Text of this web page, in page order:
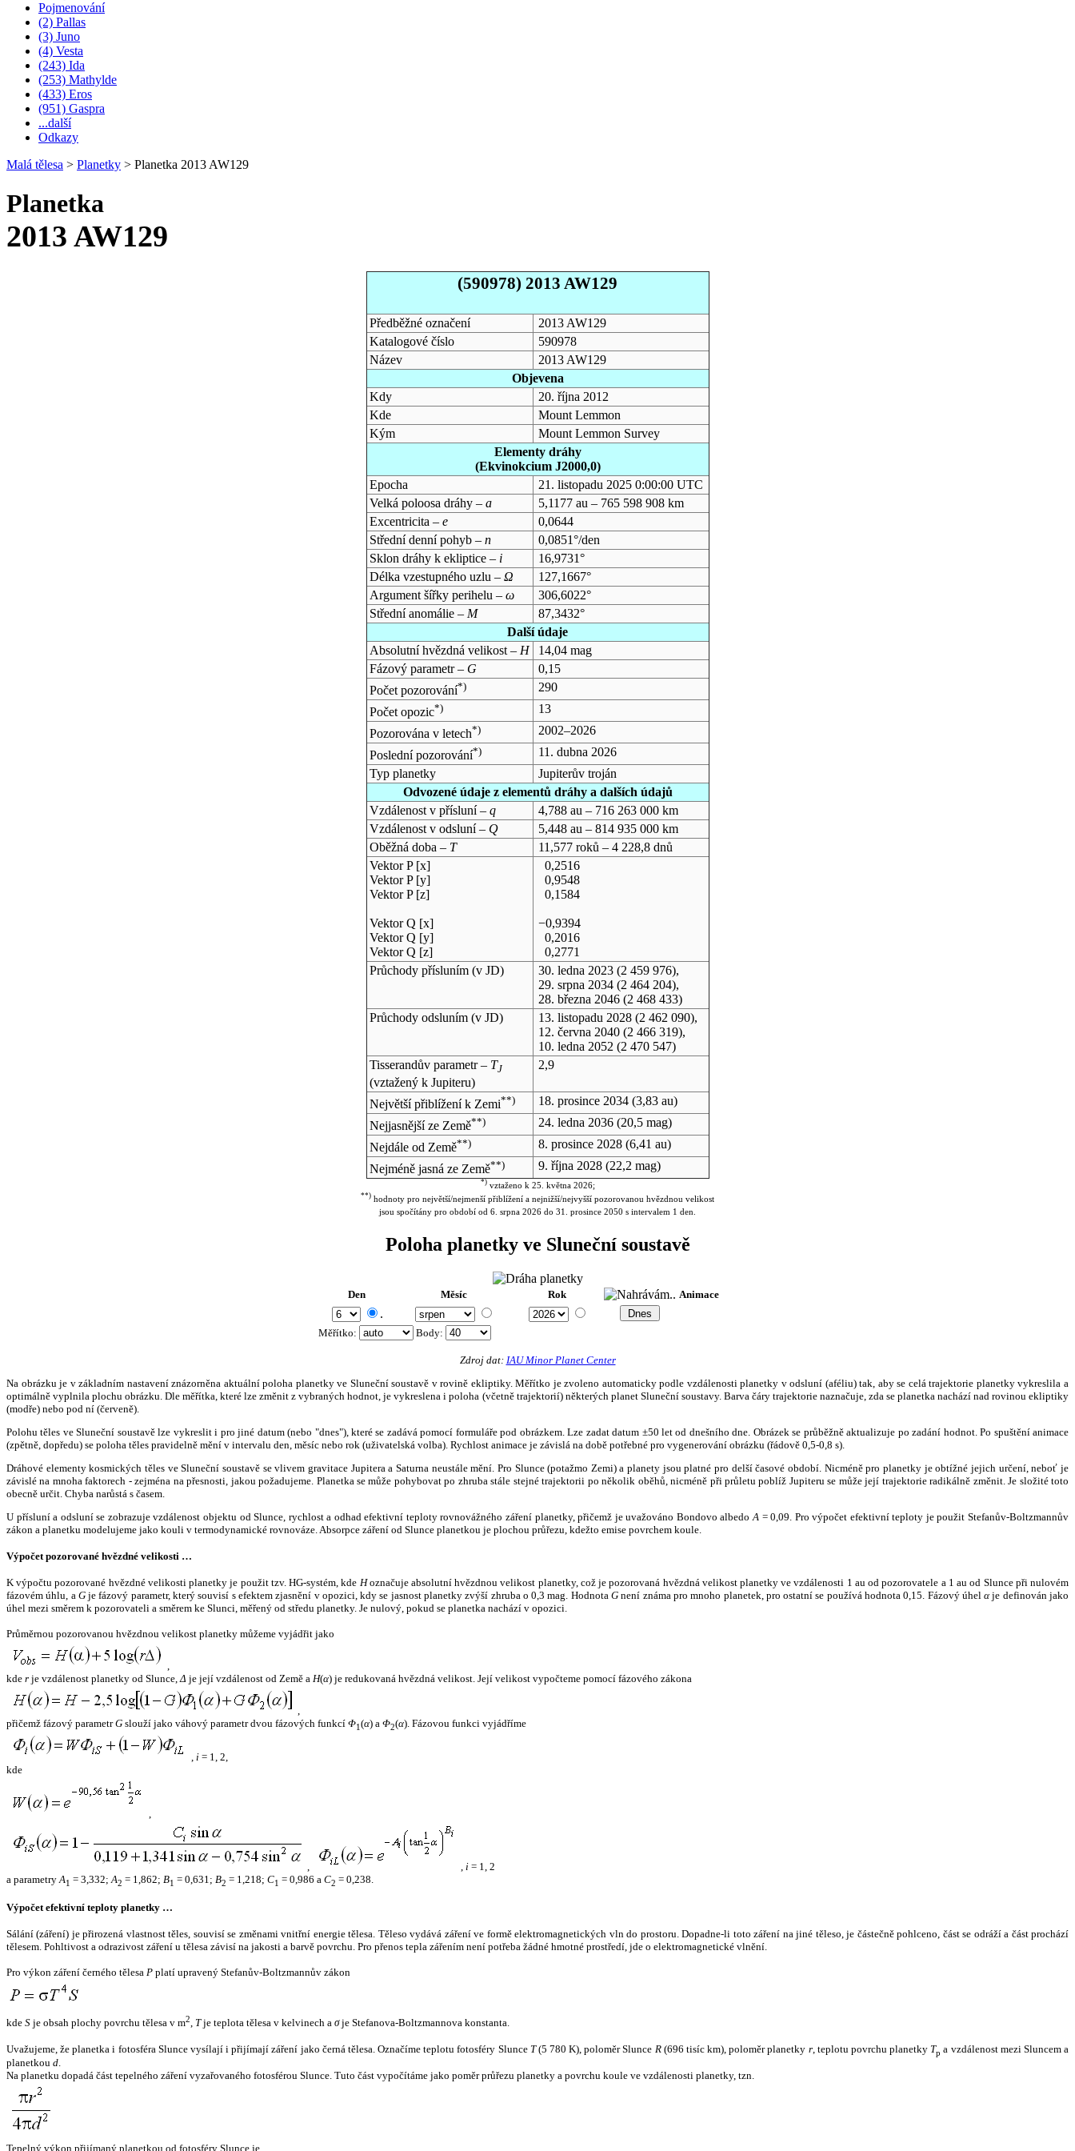
Pojmenování
(2) Pallas
(3) Juno
(4) Vesta
(243) Ida
(253) Mathylde
(433) Eros
(951) Gaspra
...další
Odkazy
Malá tělesa > Planetky > Planetka 2013 AW129
Planetka
2013 AW129
(590978) 2013 AW129
Předběžné označení
2013 AW129
Katalogové číslo
590978
Název
2013 AW129
Objevena
Kdy
20. října 2012
Kde
Mount Lemmon
Kým
Mount Lemmon Survey
Elementy dráhy
(Ekvinokcium J2000,0)
Epocha
21. listopadu 2025 0:00:00 UTC
Velká poloosa dráhy – a
5,1177 au – 765 598 908 km
Excentricita – e
0,0644
Střední denní pohyb – n
0,0851°/den
Sklon dráhy k ekliptice – i
16,9731°
Délka vzestupného uzlu – Ω
127,1667°
Argument šířky perihelu – ω
306,6022°
Střední anomálie – M
87,3432°
Další údaje
Absolutní hvězdná velikost – H
14,04 mag
Fázový parametr – G
0,15
Počet pozorování*)
290
Počet opozic*)
13
Pozorována v letech*)
2002–2026
Poslední pozorování*)
11. dubna 2026
Typ planetky
Jupiterův troján
Odvozené údaje z elementů dráhy a dalších údajů
Vzdálenost v přísluní – q
4,788 au – 716 263 000 km
Vzdálenost v odsluní – Q
5,448 au – 814 935 000 km
Oběžná doba – T
11,577 roků – 4 228,8 dnů
Vektor P [x]
Vektor P [y]
Vektor P [z]
Vektor Q [x]
Vektor Q [y]
Vektor Q [z]
0,2516
0,9548
0,1584
−0,9394
0,2016
0,2771
Průchody přísluním (v JD) 30. ledna 2023(2 459 976),
29. srpna 2034(2 464 204),
28. března 2046(2 468 433)
Průchody odsluním (v JD) 13. listopadu 2028(2 462 090),
12. června 2040(2 466 319),
10. ledna 2052 (2 470 547)
Tisserandův parametr – TJ
(vztažený k Jupiteru)
2,9
Největší přiblížení k Zemi**) 18. prosince 2034(3,83 au)
Nejjasnější ze Země**) 24. ledna 2036(20,5 mag)
Nejdále od Země**) 8. prosince 2028(6,41 au)
Nejméně jasná ze Země**) 9. října 2028(22,2 mag)
*)vztaženo k 25. května 2026;
**) hodnoty pro největší/nejmenší přiblížení a nejnižší/nejvyšší pozorovanou hvězdnou velikost
jsou spočítány pro období od 6. srpna 2026 do 31. prosince 2050 s intervalem 1 den.
Poloha planetky ve Sluneční soustavě
Den Měsíc Rok Animace
.
Měřítko: Body:
Zdroj dat: IAU Minor Planet Center
Na obrázku je v základním nastavení znázorněna aktuální poloha planetky ve Sluneční soustavě v rovině ekliptiky. Měřítko je zvoleno automaticky podle vzdálenosti planetky v odsluní (aféliu) tak, aby se celá trajektorie planetky vykreslila a
optimálně vyplnila plochu obrázku. Dle měřítka, které lze změnit z vybraných hodnot, je vykreslena i poloha (včetně trajektorií) některých planet Sluneční soustavy. Barva čáry trajektorie naznačuje, zda se planetka nachází nad rovinou ekliptiky
(modře) nebo pod ní (červeně).
Polohu těles ve Sluneční soustavě lze vykreslit i pro jiné datum (nebo "dnes"), které se zadává pomocí formuláře pod obrázkem. Lze zadat datum ±50 let od dnešního dne. Obrázek se průběžně aktualizuje po zadání hodnot. Po spuštění animace
(zpětně, dopředu) se poloha těles pravidelně mění v intervalu den, měsíc nebo rok (uživatelská volba). Rychlost animace je závislá na době potřebné pro vygenerování obrázku (řádově 0,5-0,8 s).
Dráhové elementy kosmických těles ve Sluneční soustavě se vlivem gravitace Jupitera a Saturna neustále mění. Pro Slunce (potažmo Zemi) a planety jsou platné pro delší časové období. Nicméně pro planetky je obtížné jejich určení, neboť je
závislé na mnoha faktorech - zejména na přesnosti, jakou požadujeme. Planetka se může pohybovat po zhruba stále stejné trajektorii po několik oběhů, nicméně při průletu poblíž Jupiteru se může její trajektorie radikálně změnit. Je složité toto
obecně určit. Chyba narůstá s časem.
U přísluní a odsluní se zobrazuje vzdálenost objektu od Slunce, rychlost a odhad efektivní teploty rovnovážného záření planetky, přičemž je uvažováno Bondovo albedo A = 0,09. Pro výpočet efektivní teploty je použit Stefanův-Boltzmannův
zákon a planetku modelujeme jako kouli v termodynamické rovnováze. Absorpce záření od Slunce planetkou je plochou průřezu, kdežto emise povrchem koule.
Výpočet pozorované hvězdné velikosti …
K výpočtu pozorované hvězdné velikosti planetky je použit tzv. HG-systém, kde Hoznačuje absolutní hvězdnou velikost planetky, což je pozorovaná hvězdná velikost planetky ve vzdálenosti 1 au od pozorovatele a 1 au od Slunce při nulovém
fázovém úhlu, a Gje fázový parametr, který souvisí s efektem zjasnění v opozici, kdy se jasnost planetky zvýší zhruba o 0,3 mag. HodnotaG není známa pro mnoho planetek, pro ostatní se používá hodnota 0,15. Fázový úhelα je definován jako
úhel mezi směrem k pozorovateli a směrem ke Slunci, měřený od středu planetky. Je nulový, pokud se planetka nachází v opozici.
Průměrnou pozorovanou hvězdnou velikost planetky můžeme vyjádřit jako
,
kde r je vzdálenost planetky od Slunce,Δ je její vzdálenost od Země a H(α) je redukovaná hvězdná velikost. Její velikost vypočteme pomocí fázového zákona
,
přičemž fázový parametrG slouží jako váhový parametr dvou fázových funkcí Φ1(α) a Φ2(α). Fázovou funkci vyjádříme
, i = 1, 2,
kde
,
, , i = 1, 2
a parametryA1 = 3,332;A2 = 1,862; B1 = 0,631; B2 = 1,218; C1 = 0,986 a C2 = 0,238.
Výpočet efektivní teploty planetky …
Sálání (záření) je přirozená vlastnost těles, souvisí se změnami vnitřní energie tělesa. Těleso vydává záření ve formě elektromagnetických vln do prostoru. Dopadne-li toto záření na jiné těleso, je částečně pohlceno, část se odráží a část prochází
tělesem. Pohltivost a odrazivost záření u tělesa závisí na jakosti a barvě povrchu. Pro přenos tepla zářením není potřeba žádné hmotné prostředí, jde o elektromagnetické vlnění.
Pro výkon záření černého tělesa P platí upravený Stefanův-Boltzmannův zákon
kde S je obsah plochy povrchu tělesa v m2, Tje teplota tělesa v kelvinech a σje Stefanova-Boltzmannova konstanta.
Uvažujeme, že planetka i fotosféra Slunce vysílají i přijímají záření jako černá tělesa. Označíme teplotu fotosféry Slunce T(5 780 K), poloměr Slunce R(696 tisíc km), poloměr planetky r, teplotu povrchu planetky Tp a vzdálenost mezi Sluncem a
planetkou d.
Na planetku dopadá část tepelného záření vyzařovaného fotosférou Slunce. Tuto část vypočítáme jako poměr průřezu planetky a povrchu koule ve vzdálenosti planetky, tzn.
Tepelný výkon přijímaný planetkou od fotosféry Slunce je